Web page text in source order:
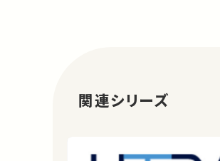
関連シリーズ